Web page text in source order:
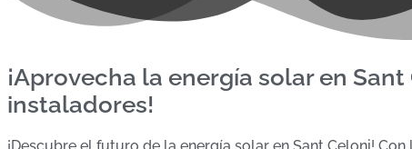
¡Aprovecha la energía solar en
instaladores!